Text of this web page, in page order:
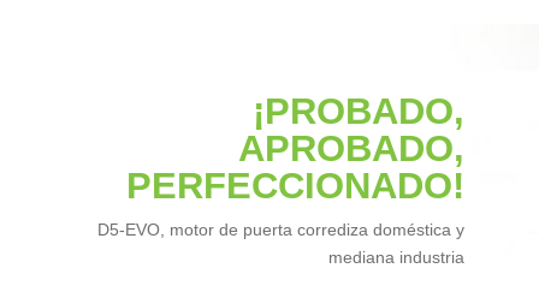
¡PROBADO,
APROBADO,
PERFECCIONADO!
D5-EVO, motor de puerta corrediza doméstica y
mediana industria